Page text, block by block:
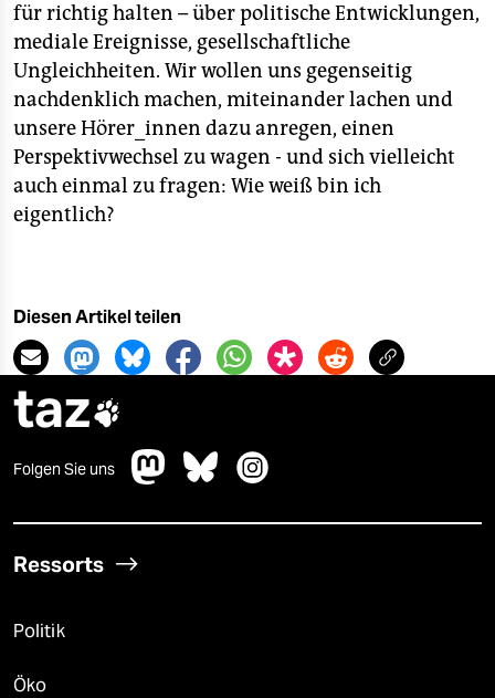
für richtig halten – über politische Entwicklungen,
mediale Ereignisse, gesellschaftliche
Ungleichheiten. Wir wollen uns gegenseitig
nachdenklich machen, miteinander lachen und
unsere Hörer_innen dazu anregen, einen
Perspektivwechsel zu wagen - und sich vielleicht
auch einmal zu fragen: Wie weiß bin ich
eigentlich?
Diesen Artikel teilen
taz
Folgen Sie uns
Ressorts
Politik
Öko